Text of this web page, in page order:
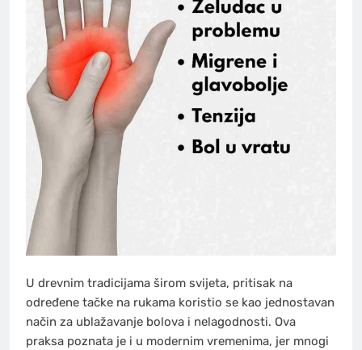
U drevnim tradicijama širom svijeta, pritisak na
određene tačke na rukama koristio se kao jednostavan
način za ublažavanje bolova i nelagodnosti. Ova
praksa poznata je i u modernim vremenima, jer mnogi